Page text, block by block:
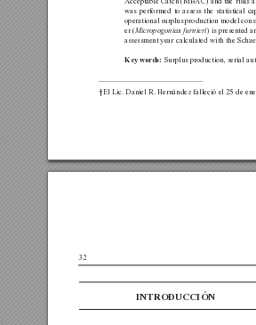
was performed to assess the statistical
operational surplus production model
er (Micropogonias furnieri) is presented
assessment year calculated with the
Key words: Surplus production, serial
†El Lic. Daniel R. Hernández falleció el 25 de
INTRODUCCIÓN
32